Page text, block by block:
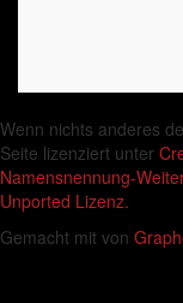
Wenn nichts anderes
Seite lizenziert unter
Namensnennung-
Unported Lizenz.
Gemacht mit von